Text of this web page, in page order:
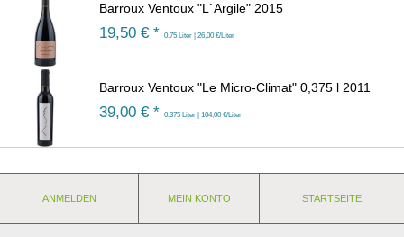
Barroux Ventoux "L`Argile" 2015
19,50 € * 0.75 Liter | 26,00 €/Liter
Barroux Ventoux "Le Micro-Climat" 0,375 l 2011
39,00 € * 0.375 Liter | 104,00 €/Liter
ANMELDEN MEIN KONTO STARTSEITE